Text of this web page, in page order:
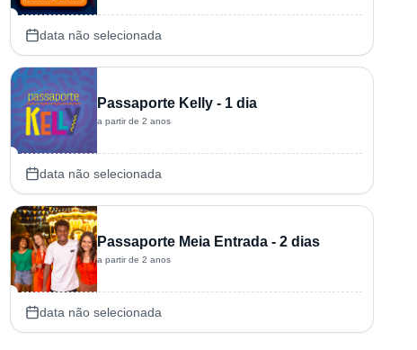
data não selecionada
Passaporte Kelly - 1 dia
a partir de 2 anos
data não selecionada
Passaporte Meia Entrada - 2 dias
a partir de 2 anos
data não selecionada